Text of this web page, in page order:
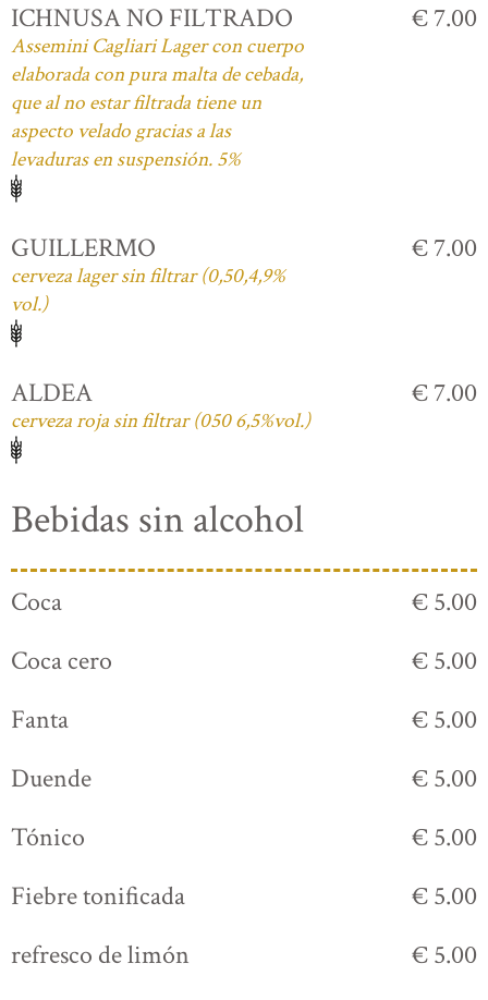
ICHNUSA NO FILTRADO
Assemini Cagliari Lager con cuerpo
elaborada con pura malta de cebada,
que al no estar filtrada tiene un
aspecto velado gracias a las
levaduras en suspensión. 5%
€ 7.00
GUILLERMO
cerveza lager sin filtrar (0,50,4,9%
vol.)
€ 7.00
ALDEA
cerveza roja sin filtrar (050 6,5%vol.)
€ 7.00
Bebidas sin alcohol
Coca
€ 5.00
Coca cero
€ 5.00
Fanta
€ 5.00
Duende
€ 5.00
Tónico
€ 5.00
Fiebre tonificada
€ 5.00
refresco de limón
€ 5.00